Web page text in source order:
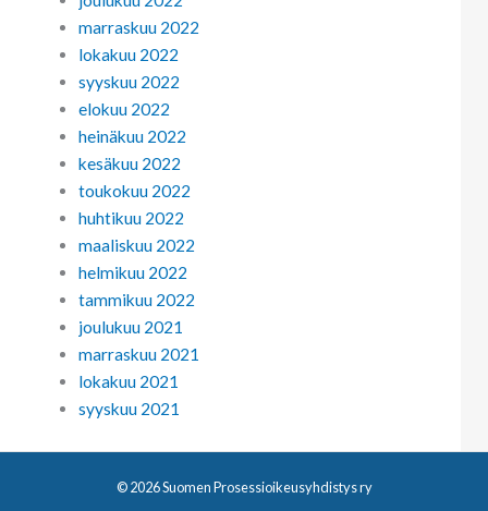
marraskuu 2022
lokakuu 2022
syyskuu 2022
elokuu 2022
heinäkuu 2022
kesäkuu 2022
toukokuu 2022
huhtikuu 2022
maaliskuu 2022
helmikuu 2022
tammikuu 2022
joulukuu 2021
marraskuu 2021
lokakuu 2021
syyskuu 2021
© 2026 Suomen Prosessioikeusyhdistys ry